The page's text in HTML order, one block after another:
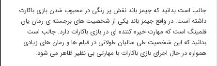
جالب است بدانید که جیمز باند نقش پر رنگی در محبوب شدن بازی باکارت
داشته است. در واقع جیمز باند یکی از شخصیت های برجسته ی رمان یان
فلمینگ است که مهارت خیره کننده ای در بازی باکارات دارد. جالب است
بدانید که این شخصیت طی سالیان طولانی در فیلم ها و رمان های زیادی
همواره در حال اجرای بازی باکارات با مهارتی بی نظیر ظاهر می شود.